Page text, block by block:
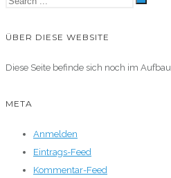
ÜBER DIESE WEBSITE
Diese Seite befinde sich noch im Aufbau
META
Anmelden
Eintrags-Feed
Kommentar-Feed